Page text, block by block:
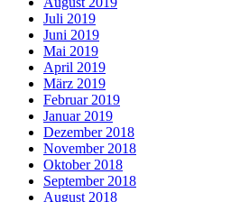
Juli 2019
Juni 2019
Mai 2019
April 2019
März 2019
Februar 2019
Januar 2019
Dezember 2018
November 2018
Oktober 2018
September 2018
August 2018